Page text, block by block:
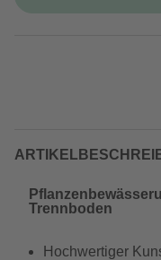
Trennboden
Hochwertiger